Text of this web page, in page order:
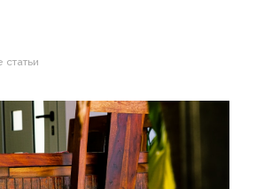
рейтинг лучших магазинов Украины
статьи